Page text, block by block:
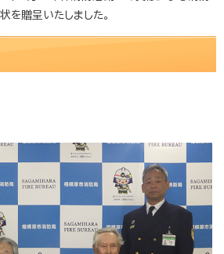
を贈呈いたしました。